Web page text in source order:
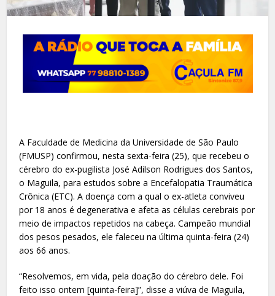
A Faculdade de Medicina da Universidade de São Paulo
(FMUSP) confirmou, nesta sexta-feira (25), que recebeu o
cérebro do ex-pugilista José Adilson Rodrigues dos Santos,
o Maguila, para estudos sobre a Encefalopatia Traumática
Crônica (ETC). A doença com a qual o ex-atleta conviveu
por 18 anos é degenerativa e afeta as células cerebrais por
meio de impactos repetidos na cabeça. Campeão mundial
dos pesos pesados, ele faleceu na última quinta-feira (24)
aos 66 anos.
“Resolvemos, em vida, pela doação do cérebro dele. Foi
feito isso ontem [quinta-feira]”, disse a viúva de Maguila,